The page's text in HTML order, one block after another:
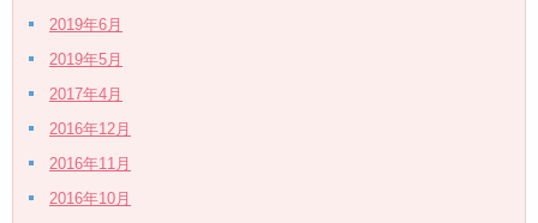
2019年6月
2019年5月
2017年4月
2016年12月
2016年11月
2016年10月